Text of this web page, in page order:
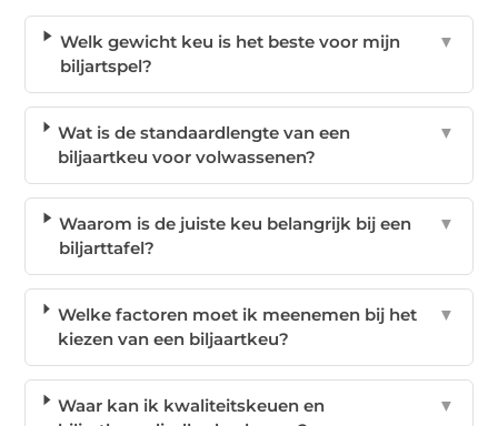
Welk gewicht keu is het beste voor mijn
biljartspel?
▼
Wat is de standaardlengte van een
biljaartkeu voor volwassenen?
▼
Waarom is de juiste keu belangrijk bij een
biljarttafel?
▼
Welke factoren moet ik meenemen bij het
kiezen van een biljaartkeu?
▼
Waar kan ik kwaliteitskeuen en
▼